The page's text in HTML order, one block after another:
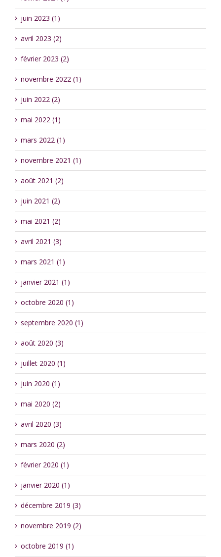
juin 2023 (1)
avril 2023 (2)
février 2023 (2)
novembre 2022 (1)
juin 2022 (2)
mai 2022 (1)
mars 2022 (1)
novembre 2021 (1)
août 2021 (2)
juin 2021 (2)
mai 2021 (2)
avril 2021 (3)
mars 2021 (1)
janvier 2021 (1)
octobre 2020 (1)
septembre 2020 (1)
août 2020 (3)
juillet 2020 (1)
juin 2020 (1)
mai 2020 (2)
avril 2020 (3)
mars 2020 (2)
février 2020 (1)
janvier 2020 (1)
décembre 2019 (3)
novembre 2019 (2)
octobre 2019 (1)